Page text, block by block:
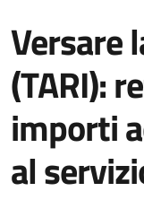
Versare
(TARI):
importi
al